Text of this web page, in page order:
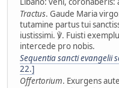
Tractus. Gaude Maria
tutamine partus tui
iustissimi. ℣. Fuisti
intercede pro nobis.
Sequentia sancti evangelii
22.]
Offertorium. Exurgens